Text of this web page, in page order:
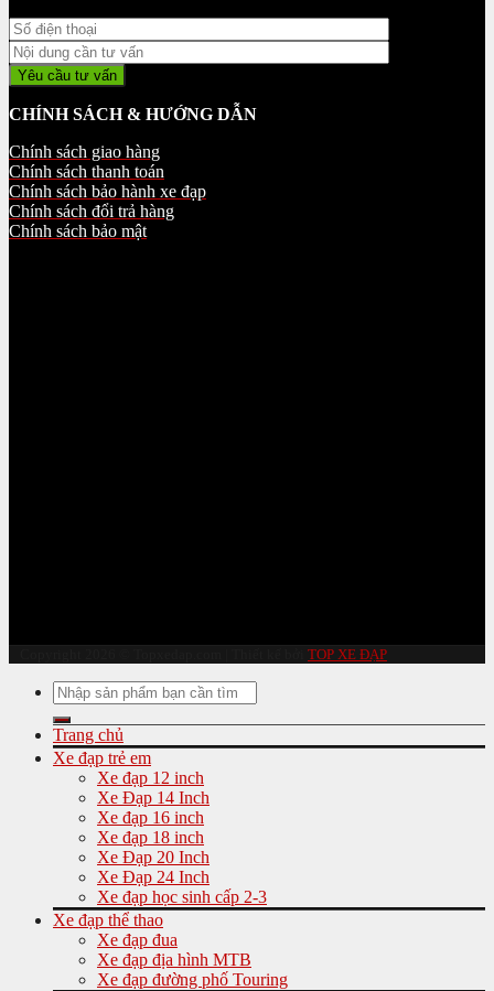
CHÍNH SÁCH & HƯỚNG DẪN
Chính sách giao hàng
Chính sách thanh toán
Chính sách bảo hành xe đạp
Chính sách đổi trả hàng
Chính sách bảo mật
TOP XE ĐẠP
Tìm
kiếm:
Trang chủ
Xe đạp trẻ em
Xe đạp 12 inch
Xe Đạp 14 Inch
Xe đạp 16 inch
Xe đạp 18 inch
Xe Đạp 20 Inch
Xe Đạp 24 Inch
Xe đạp học sinh cấp 2-3
Xe đạp thể thao
Xe đạp đua
Xe đạp địa hình MTB
Xe đạp đường phố Touring